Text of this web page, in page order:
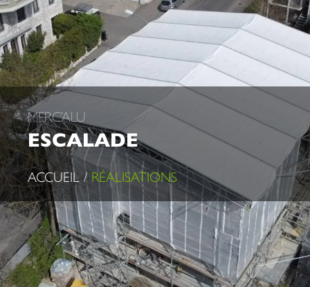
MERC’ALU
ESCALADE
ACCUEIL / RÉALISATIONS